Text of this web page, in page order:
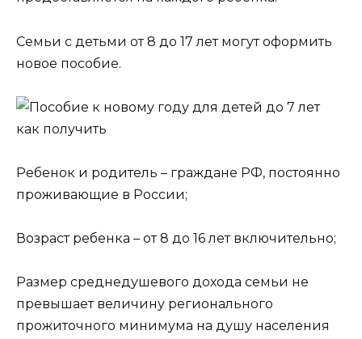
Cемьи с детьми от 8 до 17 лет могут оформить
новое пособие.
Ребенок и родитель – граждане РФ, постоянно
проживающие в России;
Возраст ребенка – от 8 до 16 лет включительно;
Размер среднедушевого дохода семьи не
превышает величину регионального
прожиточного минимума на душу населения